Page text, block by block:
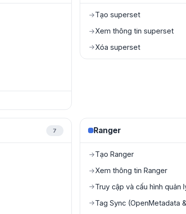
→Tạo superset
→Xem thông tin superset
→Xóa superset
7 Ranger
→Tạo Ranger
→Xem thông tin Ranger
→Truy cập và cấu hình quản
→Tag Sync (OpenMetadata